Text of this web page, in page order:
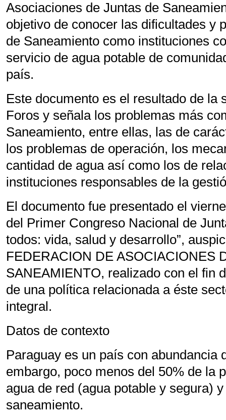
Asociaciones de Juntas de
objetivo de conocer las dificultades y
de Saneamiento como instituciones
servicio de agua potable de
país.
Este documento es el resultado de la
Foros y señala los problemas más
Saneamiento, entre ellas, las de
los problemas de operación, los
cantidad de agua así como los de
instituciones responsables de la
El documento fue presentado el
del Primer Congreso Nacional de
todos: vida, salud y desarrollo”,
FEDERACION DE ASOCIACIONES
SANEAMIENTO, realizado con el fin
de una política relacionada a éste
integral.
Datos de contexto
Paraguay es un país con abundancia
embargo, poco menos del 50% de la
agua de red (agua potable y segura)
saneamiento.